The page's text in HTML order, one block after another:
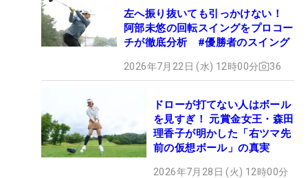
左へ振り抜いても引っかけない！
阿部未悠の回転スイングをプロコー
チが徹底分析 #優勝者のスイング
2026年7月22日 (水) 12時00分 36
ドローが打てない人はボール
を見すぎ！ 元賞金女王・森田
理香子が明かした「右ツマ先
前の仮想ボール」の真実
2026年7月28日 (火) 12時00分